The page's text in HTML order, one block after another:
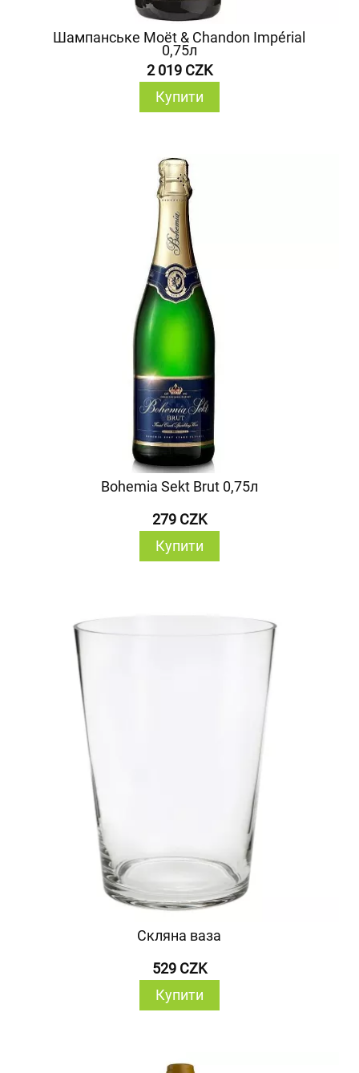
Шампанське Moët & Chandon Impérial
0,75л
2 019 CZK
Купити
Bohemia Sekt Brut 0,75л
279 CZK
Купити
Скляна ваза
529 CZK
Купити